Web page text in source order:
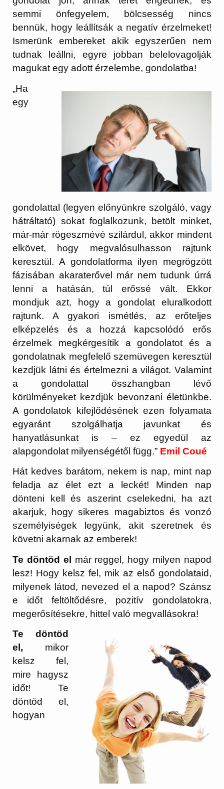
semmi önfegyelem, bölcsesség nincs
bennük, hogy leállítsák a negatív érzelmeket!
Ismerünk embereket akik egyszerűen nem
tudnak leállni, egyre jobban belelovagolják
magukat egy adott érzelembe, gondolatba!
„Ha
egy
gondolattal (legyen előnyünkre szolgáló, vagy
hátráltató) sokat foglalkozunk, betölt minket,
már-már rögeszmévé szilárdul, akkor mindent
elkövet, hogy megvalósulhasson rajtunk
keresztül. A gondolatforma ilyen megrögzött
fázisában akaraterővel már nem tudunk úrrá
lenni a hatásán, túl erőssé vált. Ekkor
mondjuk azt, hogy a gondolat eluralkodott
rajtunk. A gyakori ismétlés, az erőteljes
elképzelés és a hozzá kapcsolódó erős
érzelmek megkérgesítik a gondolatot és a
gondolatnak megfelelő szemüvegen keresztül
kezdjük látni és értelmezni a világot. Valamint
a gondolattal összhangban lévő
körülményeket kezdjük bevonzani életünkbe.
A gondolatok kifejlődésének ezen folyamata
egyaránt szolgálhatja javunkat és
hanyatlásunkat is – ez egyedül az
alapgondolat milyenségétől függ.” Emil Coué
Hát kedves barátom, nekem is nap, mint nap
feladja az élet ezt a leckét! Minden nap
dönteni kell és aszerint cselekedni, ha azt
akarjuk, hogy sikeres magabiztos és vonzó
személyiségek legyünk, akit szeretnek és
követni akarnak az emberek!
Te döntöd el már reggel, hogy milyen napod
lesz! Hogy kelsz fel, mik az első gondolataid,
milyenek látod, nevezed el a napod? Szánsz
e időt feltöltődésre, pozitív gondolatokra,
megerősítésekre, hittel való megvallásokra!
Te döntöd
el, mikor
kelsz fel,
mire hagysz
időt! Te
döntöd el,
hogyan